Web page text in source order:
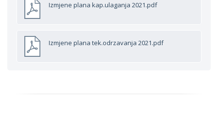
Izmjene plana kap.ulaganja 2021.pdf
Izmjene plana tek.odrzavanja 2021.pdf